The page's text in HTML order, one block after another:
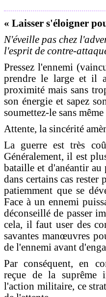
« Laisser s'éloigner
N'éveille pas chez
l'esprit de contre-
Pressez l'ennemi
prendre le large et il
proximité mais sans
son énergie et sapez
soumettez-le sans
Attente, la sincérité
La guerre est très
Généralement, il est
bataille et d'anéantir
dans certains cas rester
patiemment que se
Face à un ennemi
déconseillé de passer
cela, il faut user des
savantes manœuvres
de l'ennemi avant
Par conséquent, en
reçue de la suprême
l'action militaire, ce